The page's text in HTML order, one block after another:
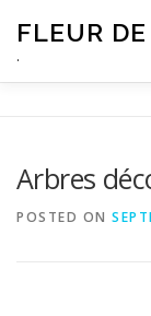
FLEUR
.
Arbres
POSTED ON